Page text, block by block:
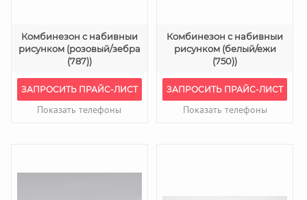
Комбинезон с набивныи
рисунком (розовый/зебра
(787))
ЗАПРОСИТЬ ПРАЙС-ЛИСТ
Показать телефоны
Комбинезон с набивныи
рисунком (белый/ежи
(750))
ЗАПРОСИТЬ ПРАЙС-ЛИСТ
Показать телефоны